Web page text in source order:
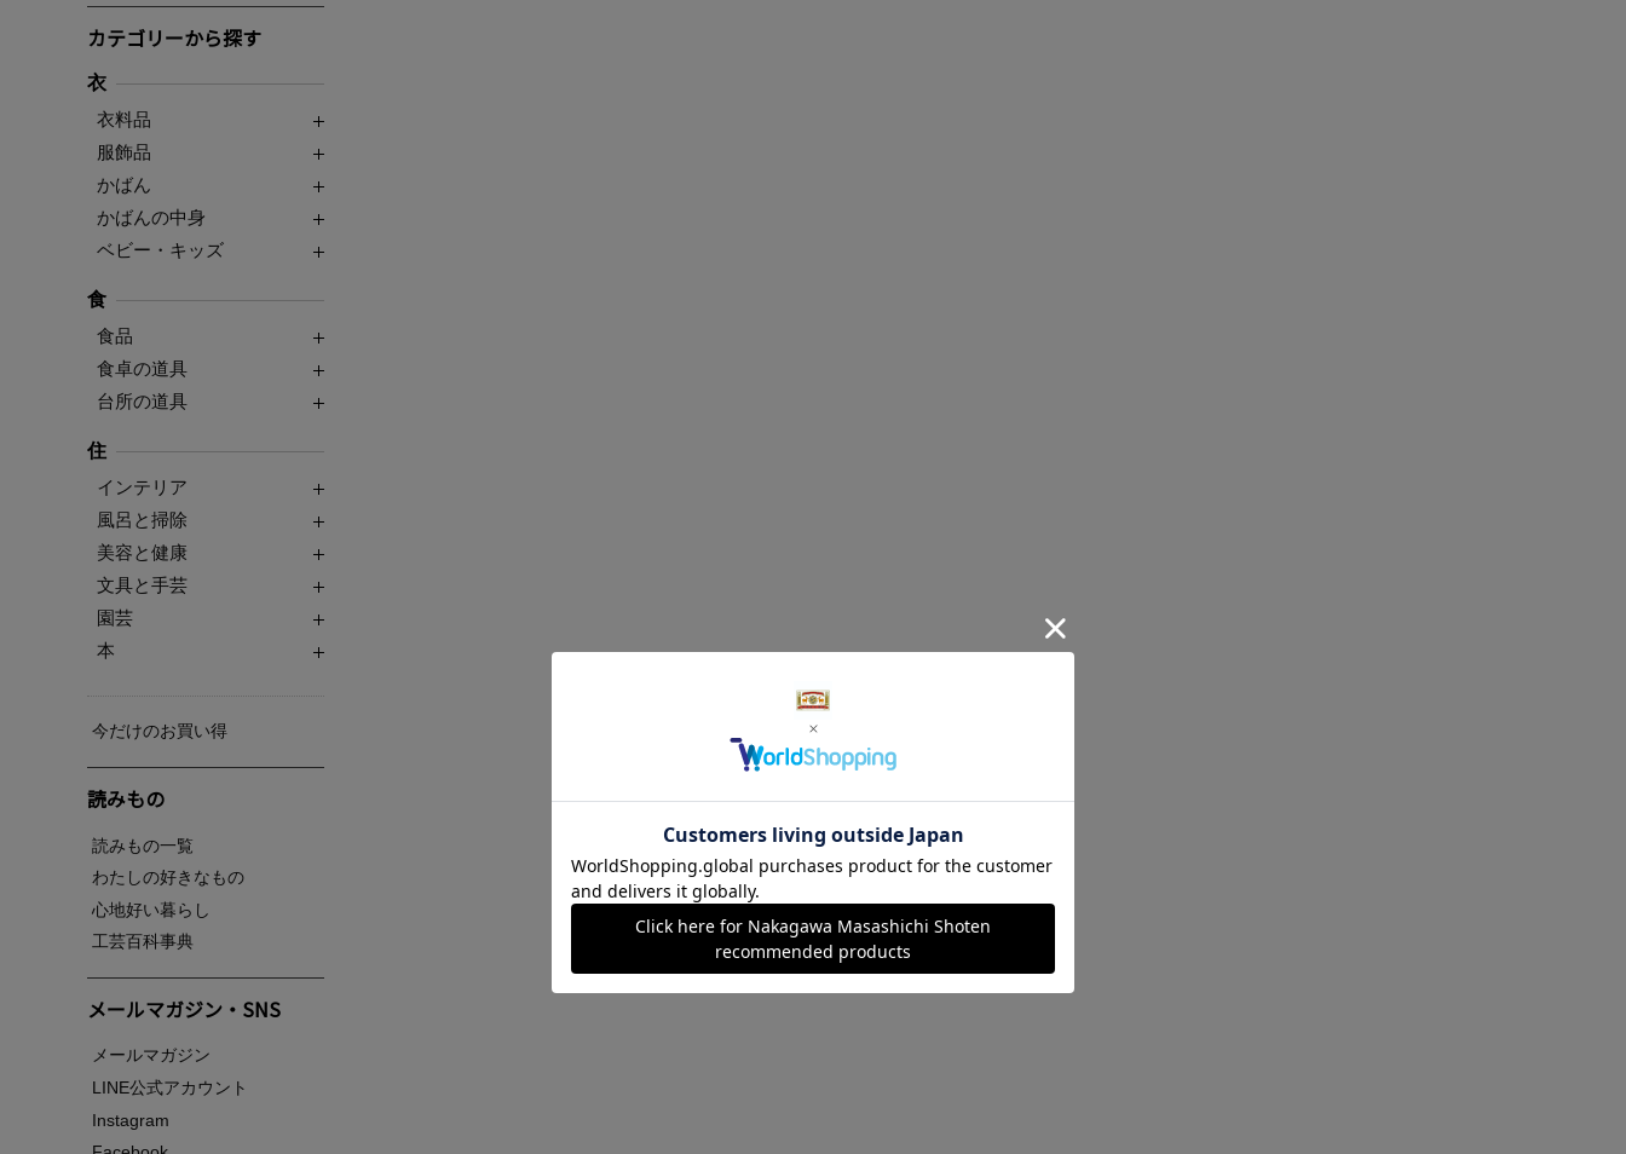
カテゴリーから探す
衣
衣料品
服飾品
かばん
かばんの中身
ベビー・キッズ
食
食品
食卓の道具
台所の道具
住
インテリア
風呂と掃除
美容と健康
文具と手芸
園芸
本
今だけのお買い得
読みもの
読みもの一覧
わたしの好きなもの
心地好い暮らし
工芸百科事典
メールマガジン・SNS
メールマガジン
LINE公式アカウント
Instagram